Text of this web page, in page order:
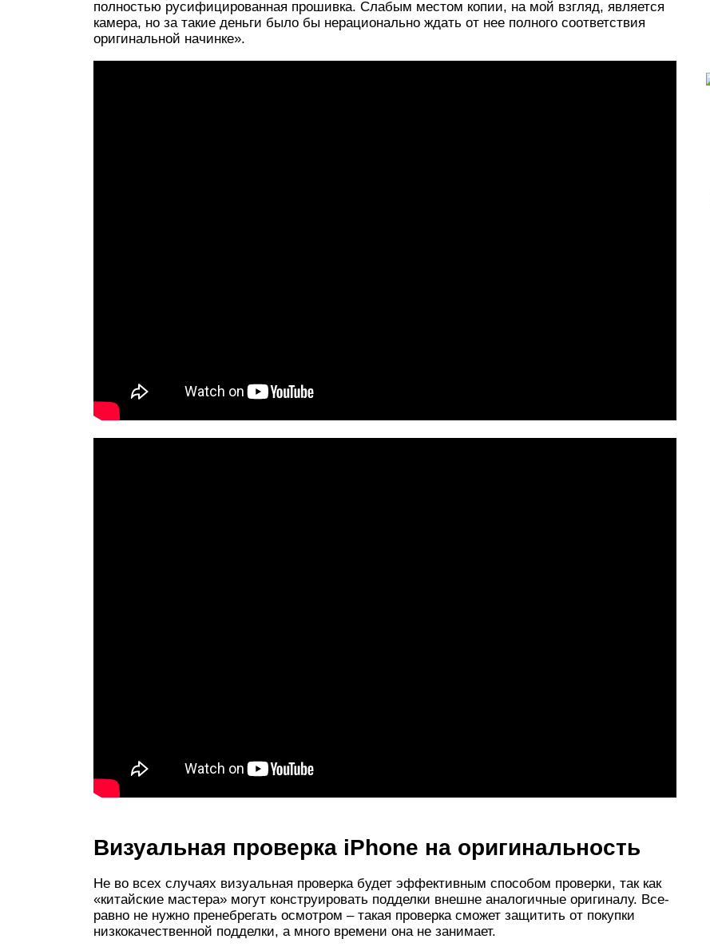
полностью русифицированная прошивка. Слабым местом копии, на мой взгляд, является
камера, но за такие деньги было бы нерационально ждать от нее полного соответствия
оригинальной начинке».
Визуальная проверка iPhone на оригинальность
Не во всех случаях визуальная проверка будет эффективным способом проверки, так как
«китайские мастера» могут конструировать подделки внешне аналогичные оригиналу. Все-
равно не нужно пренебрегать осмотром – такая проверка сможет защитить от покупки
низкокачественной подделки, а много времени она не занимает.